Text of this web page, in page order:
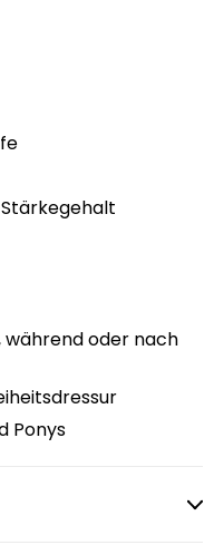
während oder nach
Ponys